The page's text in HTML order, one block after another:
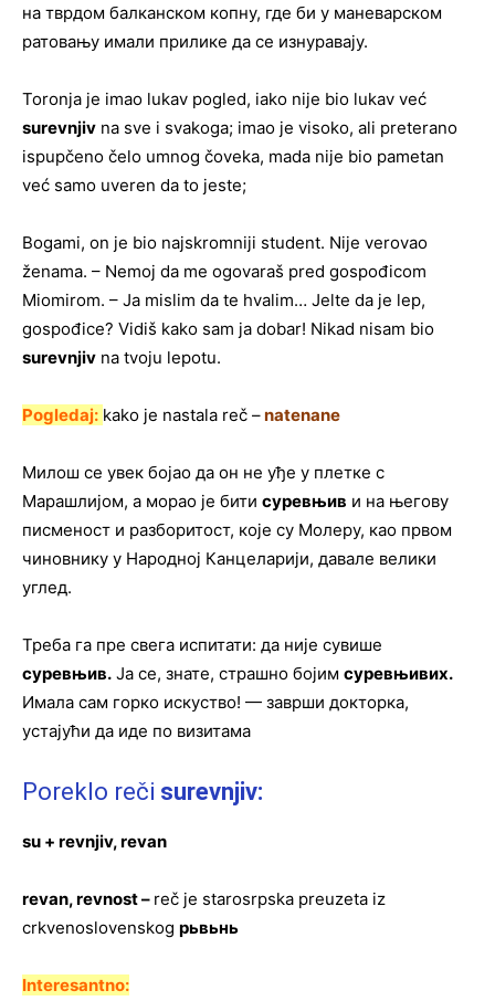
на тврдом балканском копну, где би у маневарском
ратовању имали прилике да се изнуравају.
Toronja je imao lukav pogled, iako nije bio lukav već
surevnjiv na sve i svakoga; imao je visoko, ali preterano
ispupčeno čelo umnog čoveka, mada nije bio pametan
već samo uveren da to jeste;
Bogami, on je bio najskromniji student. Nije verovao
ženama. – Nemoj da me ogovaraš pred gospođicom
Miomirom. – Ja mislim da te hvalim… Jelte da je lep,
gospođice? Vidiš kako sam ja dobar! Nikad nisam bio
surevnjiv na tvoju lepotu.
Pogledaj: kako je nastala reč –natenane
Милош се увек бојао да он не уђе у плетке с
Марашлијом, а морао је бити суревњив и на његову
писменост и разборитост, које су Молеру, као првом
чиновнику у Народној Канцеларији, давале велики
углед.
Треба га пре свега испитати: да није сувише
суревњив. Ја се, знате, страшно бојим суревњивих.
Имала сам горко искуство! — заврши докторка,
устајући да иде по визитама
Poreklo reči surevnjiv:
su + revnjiv, revan
revan, revnost – reč je starosrpska preuzeta iz
crkvenoslovenskog рьвьнь
Interesantno: